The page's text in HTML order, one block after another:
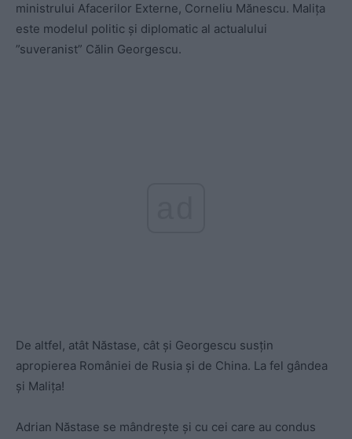
ministrului Afacerilor Externe, Corneliu Mănescu. Malița
este modelul politic și diplomatic al actualului
”suveranist” Călin Georgescu.
De altfel, atât Năstase, cât și Georgescu susțin
apropierea României de Rusia și de China. La fel gândea
și Malița!
Adrian Năstase se mândrește și cu cei care au condus